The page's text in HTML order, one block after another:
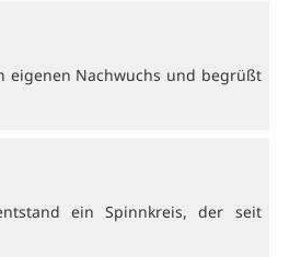
eigenen Nachwuchs und begrüßt
ein Spinnkreis, der seit